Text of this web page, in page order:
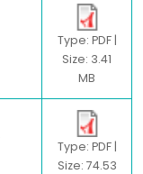
Type: PDF |
Size: 3.41
MB
Type: PDF |
Size: 74.53